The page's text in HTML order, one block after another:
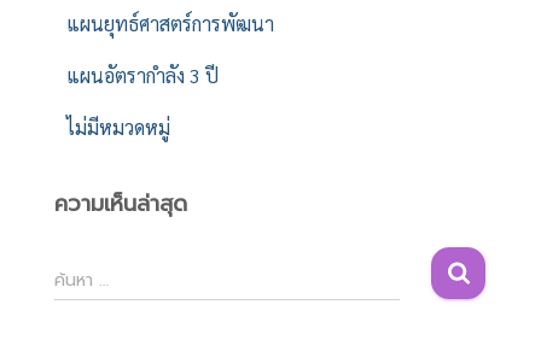
แผนยุทธ์ศาสตร์การพัฒนา
แผนอัตรากำลัง 3 ปี
ไม่มีหมวดหมู่
ความเห็นล่าสุด
ค้
น
ค้นหา …